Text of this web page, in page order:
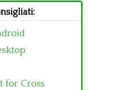
for Cross